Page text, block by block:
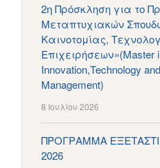
2η Πρόσκληση για το
Μεταπτυχιακών
Καινοτομίας,
Επιχειρήσεων»(Master
Innovation,Technology
Management)
8 Ιουλίου 2026
ΠΡΟΓΡΑΜΜΑ
2026